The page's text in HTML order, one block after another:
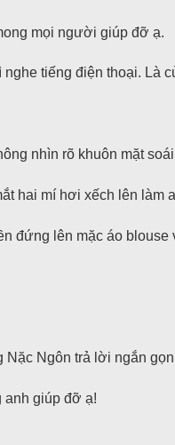
mọi người giúp đỡ ạ.
tiếng điện thoại. Là
nhìn rõ khuôn mặt
hai mí hơi xếch lên làm
đứng lên mặc áo
Ngôn trả lời ngắn
anh giúp đỡ ạ!